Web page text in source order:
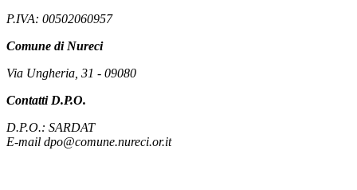
P.IVA: 00502060957
Comune di Nureci
Via Ungheria, 31 - 09080
Contatti D.P.O.
D.P.O.: SARDAT
E-mail dpo@comune.nureci.or.it